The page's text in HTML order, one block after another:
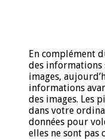
En complément
des informations
images,
informations
des images. Les
dans votre
données pour
elles ne sont pas